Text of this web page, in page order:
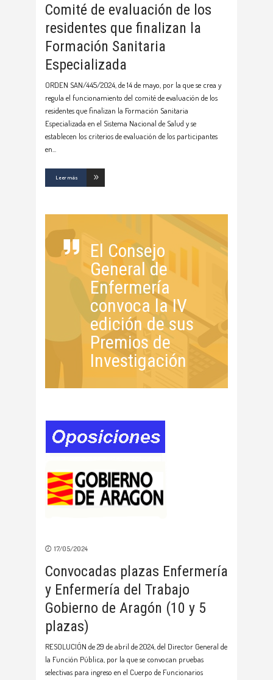
Comité de evaluación de los
residentes que finalizan la
Formación Sanitaria
Especializada
ORDEN SAN/445/2024, de 14 de mayo, por la que se crea y
regula el funcionamiento del comité de evaluación de los
residentes que finalizan la Formación Sanitaria
Especializada en el Sistema Nacional de Salud y se
establecen los criterios de evaluación de los participantes
en
Leer más
El Consejo
General de
Enfermería
convoca la IV
edición de sus
Premios de
Investigación
17/05/2024
Convocadas plazas Enfermería
y Enfermería del Trabajo
Gobierno de Aragón (10 y 5
plazas)
RESOLUCIÓN de 29 de abril de 2024, del Director General de
la Función Pública, por la que se convocan pruebas
selectivas para ingreso en el Cuerpo de Funcionarios